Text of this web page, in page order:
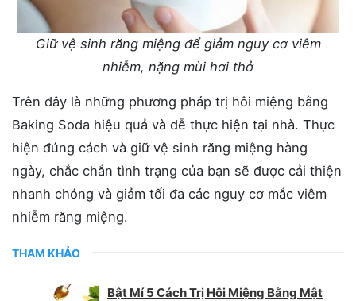
Giữ vệ sinh răng miệng để giảm nguy cơ viêm
nhiễm, nặng mùi hơi thở
Trên đây là những phương pháp trị hôi miệng bằng
Baking Soda hiệu quả và dễ thực hiện tại nhà. Thực
hiện đúng cách và giữ vệ sinh răng miệng hàng
ngày, chắc chắn tình trạng của bạn sẽ được cải thiện
nhanh chóng và giảm tối đa các nguy cơ mắc viêm
nhiễm răng miệng.
THAM KHẢO
Bật Mí 5 Cách Trị Hôi Miệng Bằng Mật